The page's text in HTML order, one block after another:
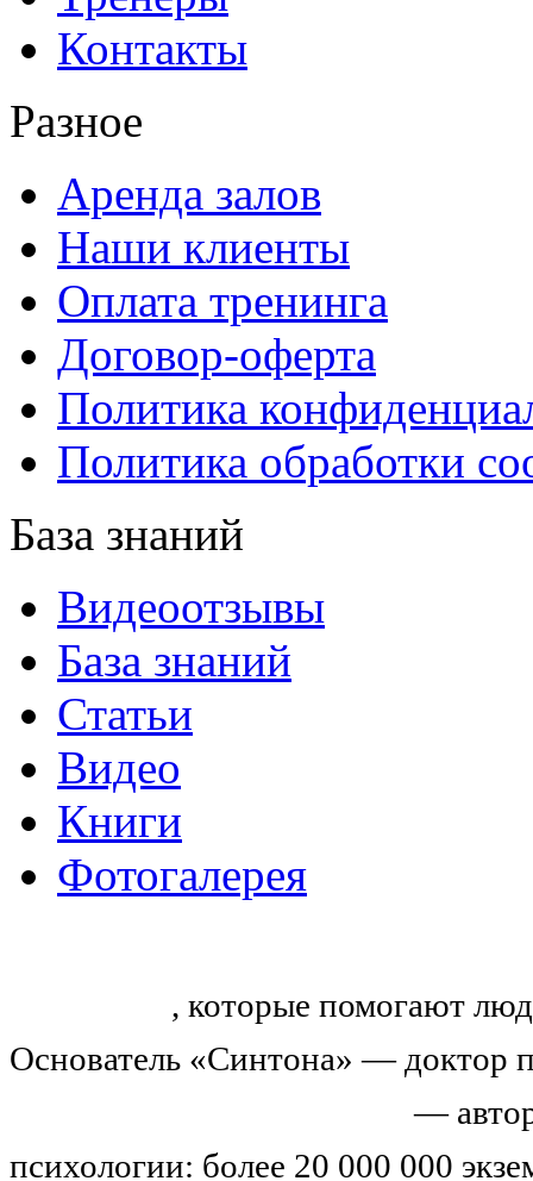
Контакты
Разное
Аренда залов
Наши клиенты
Оплата тренинга
Договор-оферта
Политика
Политика обработки
База знаний
Видеоотзывы
База знаний
Статьи
Видео
Книги
Фотогалерея
, которые помогают
Основатель «Синтона» — доктор
—
психологии: более 20 000 000